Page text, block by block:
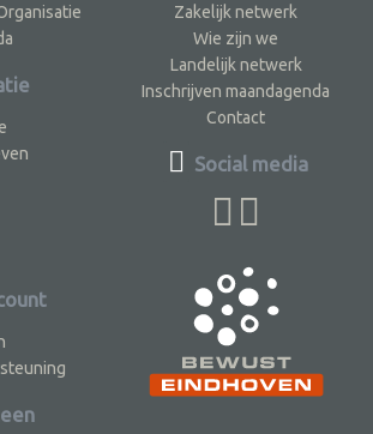
Zakelijk netwerk
Wie zijn we
Landelijk netwerk
Inschrijven maandagenda
Contact
Social media